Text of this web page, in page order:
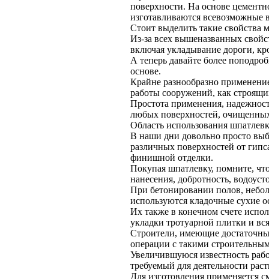
поверхности. На основе
изготавливаются всевозможные
Стоит выделить такие свойства
Из-за всех вышеназванных
включая укладывание дороги,
А теперь давайте более
основе.
Крайне разнообразно
работы сооружений, как
Простота применения,
любых поверхностей,
Область использования
В наши дни довольно просто
различных поверхностей от
финишной отделки.
Покупая шпатлевку, помните,
нанесения, добротность,
При бетонировании полов,
используются кладочные сухие
Их также в конечном счете
укладки тротуарной плитки и
Строители, имеющие
операции с такими
Увеличившуюся известность
требуемый для деятельности
Для изготовления применяется